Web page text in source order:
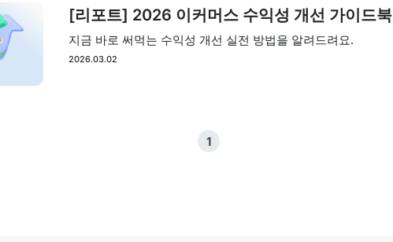
[리포트] 2026 이커머스 수익성 개선 가이드북
지금 바로 써먹는 수익성 개선 실전 방법을 알려드려요.
2026.03.02
1